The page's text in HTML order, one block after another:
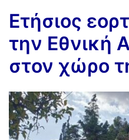
Ετήσιος
την Εθνική
στον χώρο